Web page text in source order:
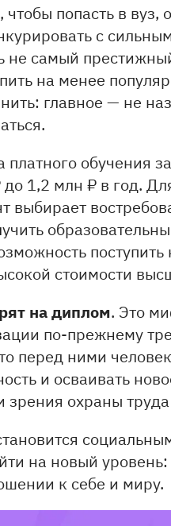
чтобы попасть в вуз,
с
самый
на менее
главное — не
платного обучения
до 1,2 млн ₽ в год.
выбирает
стоимости
на диплом. Это
по-прежнему
перед ними
и осваивать
зрения охраны
на новый
к себе и миру.